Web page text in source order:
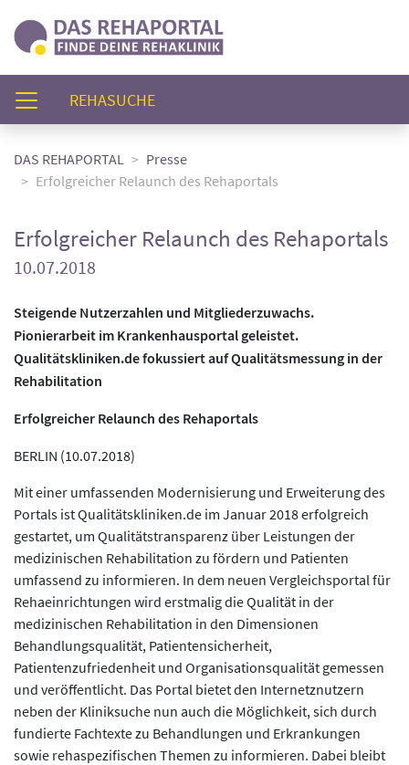
REHASUCHE(AKTUELL)
DAS REHAPORTAL
Presse
Erfolgreicher Relaunch des Rehaportals
Erfolgreicher Relaunch des Rehaportals
10.07.2018
Steigende Nutzerzahlen und Mitgliederzuwachs.
Pionierarbeit im Krankenhausportal geleistet.
Qualitätskliniken.de fokussiert auf Qualitätsmessung in der
Rehabilitation
Erfolgreicher Relaunch des Rehaportals
BERLIN (10.07.2018)
Mit einer umfassenden Modernisierung und Erweiterung des
Portals ist Qualitätskliniken.de im Januar 2018 erfolgreich
gestartet, um Qualitätstransparenz über Leistungen der
medizinischen Rehabilitation zu fördern und Patienten
umfassend zu informieren. In dem neuen Vergleichsportal für
Rehaeinrichtungen wird erstmalig die Qualität in der
medizinischen Rehabilitation in den Dimensionen
Behandlungsqualität, Patientensicherheit,
Patientenzufriedenheit und Organisationsqualität gemessen
und veröffentlicht. Das Portal bietet den Internetznutzern
neben der Kliniksuche nun auch die Möglichkeit, sich durch
fundierte Fachtexte zu Behandlungen und Erkrankungen
sowie rehaspezifischen Themen zu informieren. Dabei bleibt